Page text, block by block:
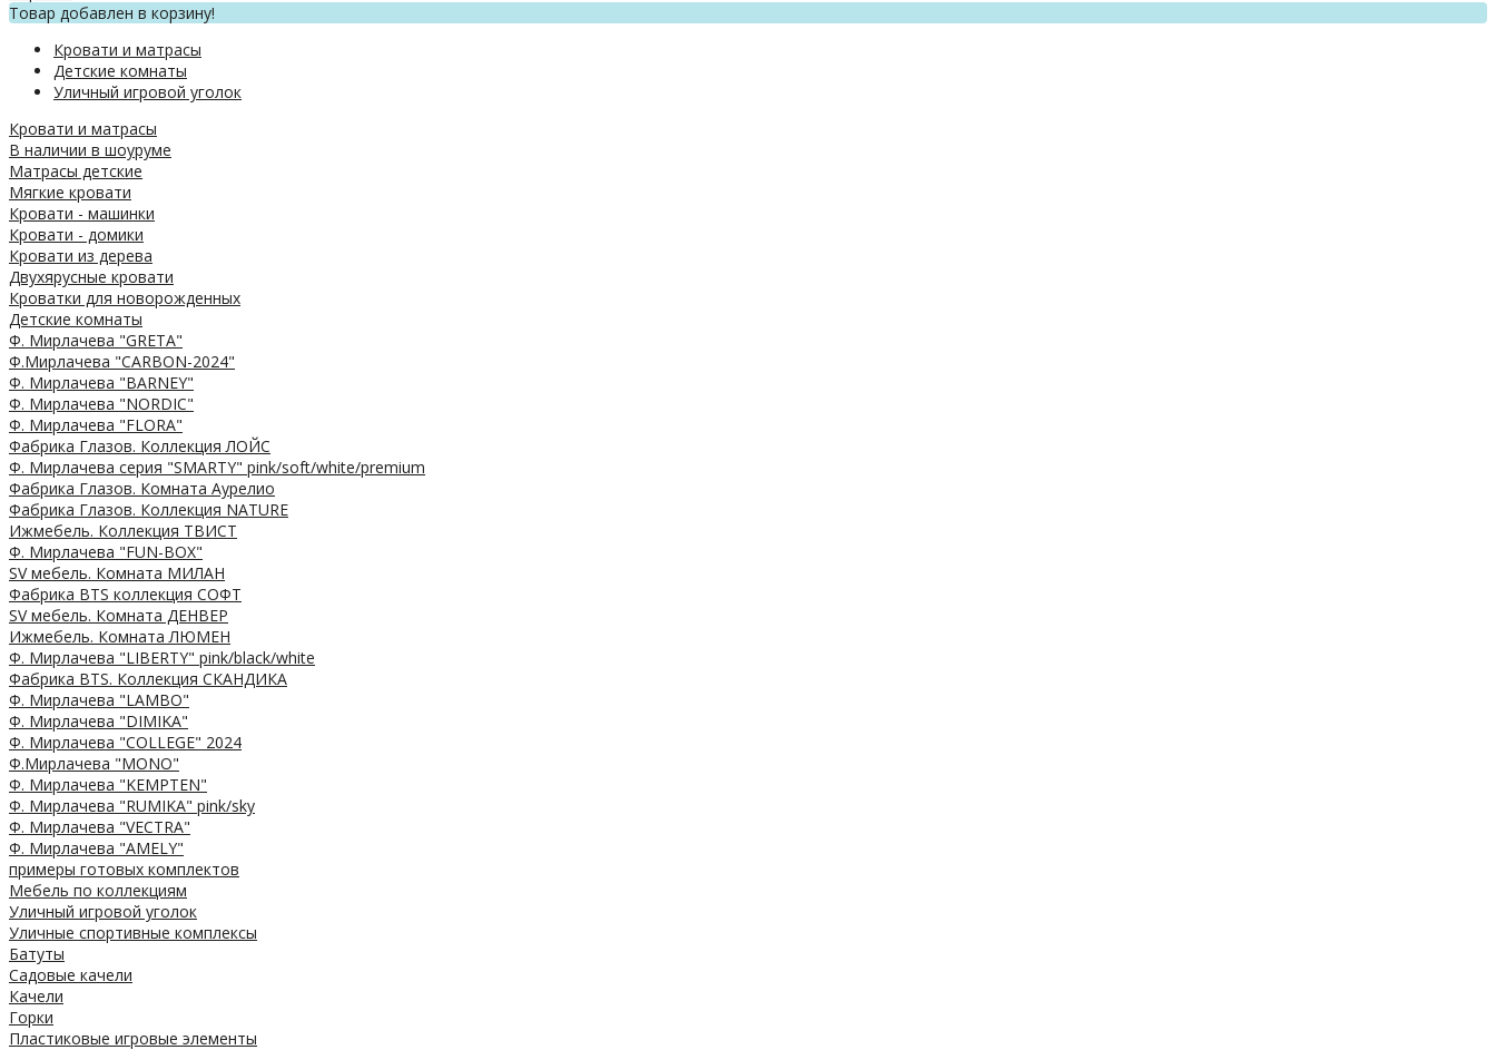
Товар добавлен в корзину!
Кровати и матрасы
Детские комнаты
Уличный игровой уголок
Кровати и матрасы
В наличии в шоуруме
Матрасы детские
Мягкие кровати
Кровати - машинки
Кровати - домики
Кровати из дерева
Двухярусные кровати
Кроватки для новорожденных
Детские комнаты
Ф. Мирлачева "GRETA"
Ф.Мирлачева "CARBON-2024"
Ф. Мирлачева "BARNEY"
Ф. Мирлачева "NORDIC"
Ф. Мирлачева "FLORA"
Фабрика Глазов. Коллекция ЛОЙС
Ф. Мирлачева серия "SMARTY" pink/soft/white/premium
Фабрика Глазов. Комната Аурелио
Фабрика Глазов. Коллекция NATURE
Ижмебель. Коллекция ТВИСТ
Ф. Мирлачева "FUN-BOX"
SV мебель. Комната МИЛАН
Фабрика BTS коллекция СОФТ
SV мебель. Комната ДЕНВЕР
Ижмебель. Комната ЛЮМЕН
Ф. Мирлачева "LIBERTY" pink/black/white
Фабрика BTS. Коллекция СКАНДИКА
Ф. Мирлачева "LAMBO"
Ф. Мирлачева "DIMIKA"
Ф. Мирлачева "COLLEGE" 2024
Ф.Мирлачева "MONO"
Ф. Мирлачева "KEMPTEN"
Ф. Мирлачева "RUMIKA" pink/sky
Ф. Мирлачева "VECTRA"
Ф. Мирлачева "AMELY"
примеры готовых комплектов
Мебель по коллекциям
Уличный игровой уголок
Уличные спортивные комплексы
Батуты
Садовые качели
Качели
Горки
Пластиковые игровые элементы